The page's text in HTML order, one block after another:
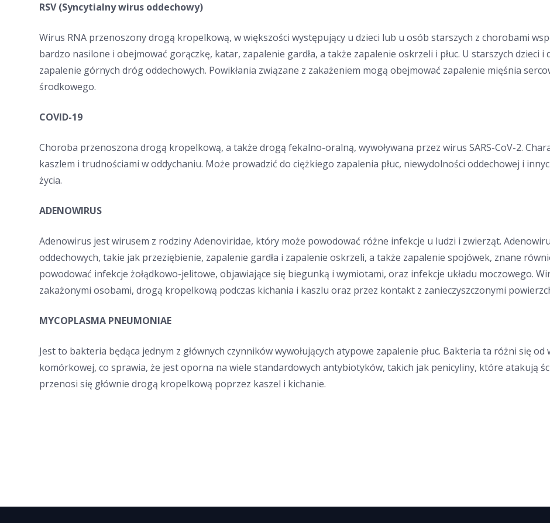
RSV (Syncytialny wirus oddechowy)
Wirus RNA przenoszony drogą kropelkową, w większości występujący u dzieci lub u osób starszych z chorobami
bardzo nasilone i obejmować gorączkę, katar, zapalenie gardła, a także zapalenie oskrzeli i płuc. U starszych dzieci i
zapalenie górnych dróg oddechowych. Powikłania związane z zakażeniem mogą obejmować zapalenie mięśnia
środkowego.
COVID-19
Choroba przenoszona drogą kropelkową, a także drogą fekalno-oralną, wywoływana przez wirus SARS-CoV-2.
kaszlem i trudnościami w oddychaniu. Może prowadzić do ciężkiego zapalenia płuc, niewydolności oddechowej i
życia.
ADENOWIRUS
Adenowirus jest wirusem z rodziny Adenoviridae, który może powodować różne infekcje u ludzi i zwierząt.
oddechowych, takie jak przeziębienie, zapalenie gardła i zapalenie oskrzeli, a także zapalenie spojówek, znane
powodować infekcje żołądkowo-jelitowe, objawiające się biegunką i wymiotami, oraz infekcje układu moczowego.
zakażonymi osobami, drogą kropelkową podczas kichania i kaszlu oraz przez kontakt z zanieczyszczonymi
MYCOPLASMA PNEUMONIAE
Jest to bakteria będąca jednym z głównych czynników wywołujących atypowe zapalenie płuc. Bakteria ta różni się
komórkowej, co sprawia, że jest oporna na wiele standardowych antybiotyków, takich jak penicyliny, które atakują
przenosi się głównie drogą kropelkową poprzez kaszel i kichanie.